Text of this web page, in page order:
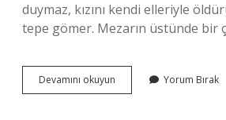
duymaz, kızını kendi elleriyle
tepe gömer. Mezarın üstünde bir
Devamını okuyun
Ne
Yorum Bırak